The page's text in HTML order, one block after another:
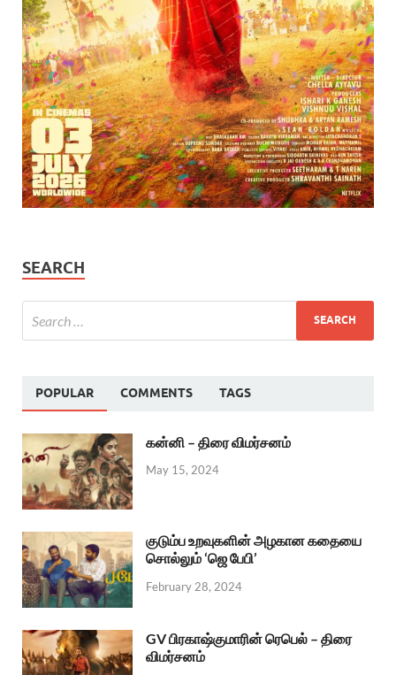
SEARCH
POPULAR COMMENTS TAGS
கன்னி – திரை விமர்சனம்
May 15, 2024
குடும்ப உறவுகளின் அழகான கதையை
சொல்லும் ‘ஜெ பேபி’
February 28, 2024
GV பிரகாஷ்குமாரின் ரெபெல் – திரை
விமர்சனம்